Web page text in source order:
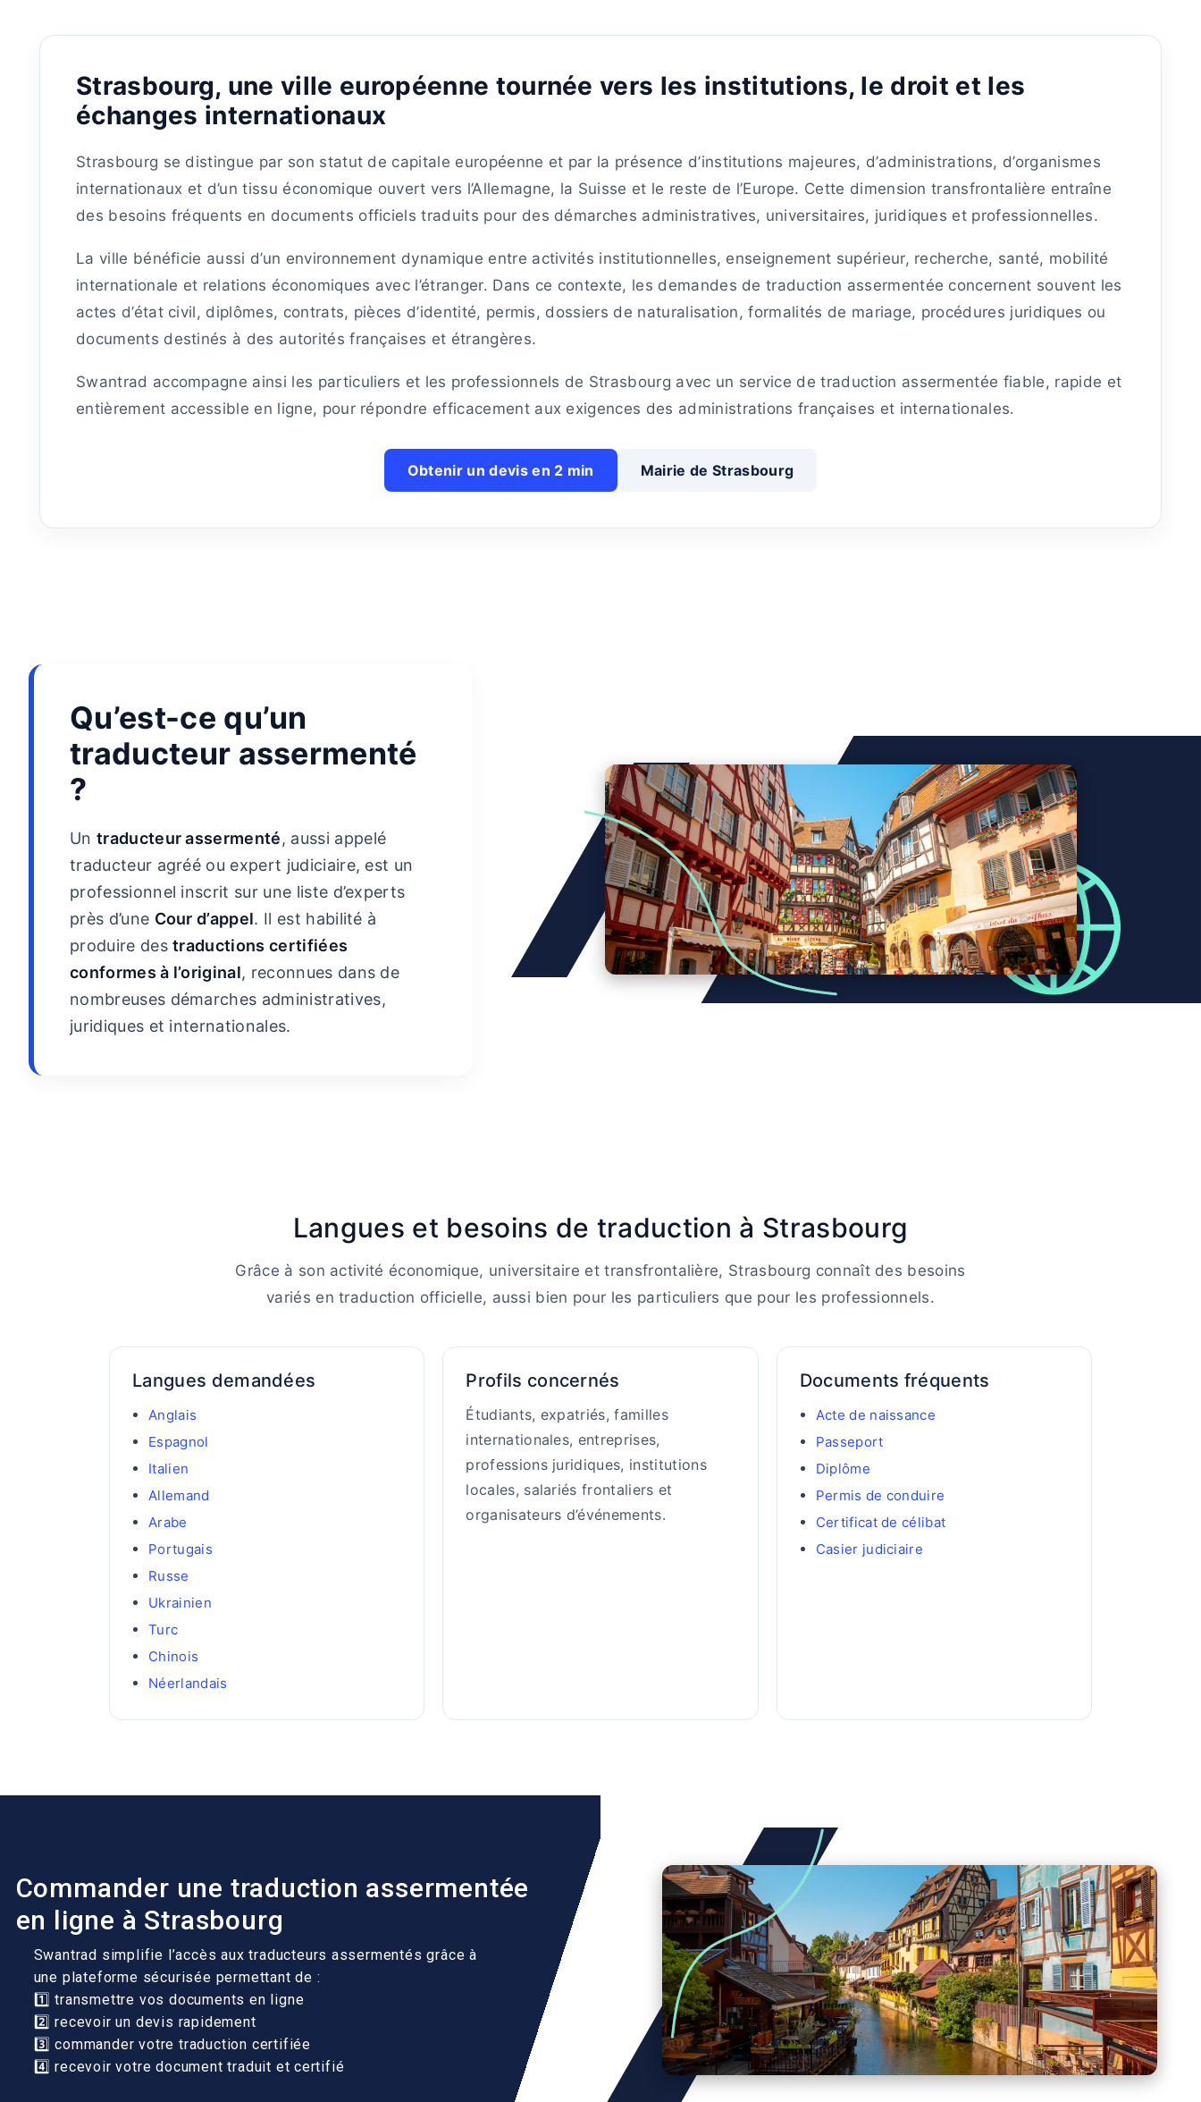
Strasbourg, une ville européenne tournée vers les institutions, le droit et les
échanges internationaux
Strasbourg se distingue par son statut de capitale européenne et par la présence d’institutions majeures, d’administrations, d’organismes
internationaux et d’un tissu économique ouvert vers l’Allemagne, la Suisse et le reste de l’Europe. Cette dimension transfrontalière entraîne
des besoins fréquents en documents officiels traduits pour des démarches administratives, universitaires, juridiques et professionnelles.
La ville bénéficie aussi d’un environnement dynamique entre activités institutionnelles, enseignement supérieur, recherche, santé, mobilité
internationale et relations économiques avec l’étranger. Dans ce contexte, les demandes de traduction assermentée concernent souvent les
actes d’état civil, diplômes, contrats, pièces d’identité, permis, dossiers de naturalisation, formalités de mariage, procédures juridiques ou
documents destinés à des autorités françaises et étrangères.
Swantrad accompagne ainsi les particuliers et les professionnels de Strasbourg avec un service de traduction assermentée fiable, rapide et
entièrement accessible en ligne, pour répondre efficacement aux exigences des administrations françaises et internationales.
Obtenir un devis en 2 min Mairie de Strasbourg
Qu’est-ce qu’un
traducteur assermenté
?
Un traducteur assermenté, aussi appelé
traducteur agréé ou expert judiciaire, est un
professionnel inscrit sur une liste d’experts
près d’une Cour d’appel. Il est habilité à
produire destraductions certifiées
conformes à l’original, reconnues dans de
nombreuses démarches administratives,
juridiques et internationales.
Langues et besoins de traduction à Strasbourg
Grâce à son activité économique, universitaire et transfrontalière, Strasbourg connaît des besoins
variés en traduction officielle, aussi bien pour les particuliers que pour les professionnels.
Langues demandées
Anglais
Espagnol
Italien
Allemand
Arabe
Portugais
Russe
Ukrainien
Turc
Chinois
Néerlandais
Profils concernés
Étudiants, expatriés, familles
internationales, entreprises,
professions juridiques, institutions
locales, salariés frontaliers et
organisateurs d’événements.
Documents fréquents
Acte de naissance
Passeport
Diplôme
Permis de conduire
Certificat de célibat
Casier judiciaire
Commander une traduction assermentée
en ligne à Strasbourg
Swantrad simplifie l’accès aux traducteurs assermentés grâce à
une plateforme sécurisée permettant de :
1️⃣ transmettre vos documents en ligne
2️⃣ recevoir un devis rapidement
3️⃣ commander votre traduction certifiée
4️⃣ recevoir votre document traduit et certifié